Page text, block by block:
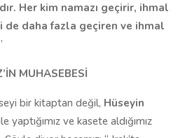
Her kim namazı geçirir, ihmal
de daha fazla geçiren ve ihmal
MUHASEBESİ
bir kitaptan değil, Hüseyin
yaptığımız ve kasete aldığımız